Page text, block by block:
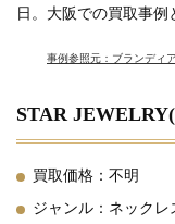
日。大阪での買取事例
事例参照元：ブランディ
STAR
買取価格：不明
ジャンル：ネックレ